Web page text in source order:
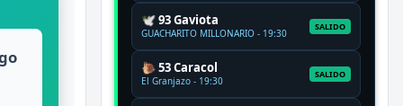
🕊️ 93 Gaviota
GUACHARITO MILLONARIO - 19:30
SALIDO
🐌 53 Caracol
El Granjazo - 19:30
SALIDO